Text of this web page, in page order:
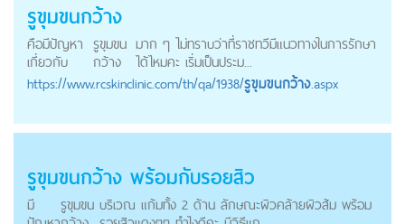
รูขุมขนกว้าง
คือมีปัญหา
เกี่ยวกับ
รูขุมขน
กว้าง
มาก ๆ ไม่ทราบว่าที่ราชทวีมีแนวทางในการรักษา
ได้ไหมคะ เริ่มเป็นประม...
https://www.rcskinclinic.com/th/qa/1938/รูขุมขนกว้าง.aspx
รูขุมขนกว้าง พร้อมกับรอยสิว
มี
รูขุมขน บริเวณ แก้มทั้ง 2 ด้าน ลักษณะผิวคล้ายผิวส้ม พร้อม